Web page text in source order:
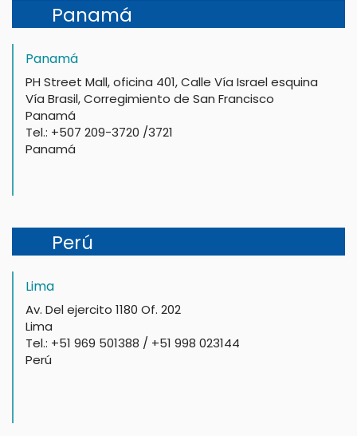
Panamá
Panamá
PH Street Mall, oficina 401, Calle Vía Israel esquina
Vía Brasil, Corregimiento de San Francisco
Panamá
Tel.: +507 209-3720 /3721
Panamá
Perú
Lima
Av. Del ejercito 1180 Of. 202
Lima
Tel.: +51 969 501388 / +51 998 023144
Perú